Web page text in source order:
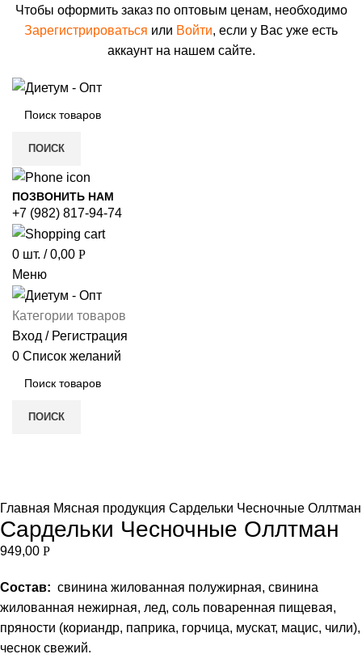
Чтобы оформить заказ по оптовым ценам, необходимо
Зарегистрироваться или Войти, если у Вас уже есть
аккаунт на нашем сайте.
ПОИСК
ПОЗВОНИТЬ НАМ
+7 (982) 817-94-74
0 шт. / 0,00 Р
Меню
Категории товаров
Вход / Регистрация
0 Список желаний
ПОИСК
Главная Мясная продукция Сардельки Чесночные Оллтман
Сардельки Чесночные Оллтман
949,00 Р
Состав: свинина жилованная полужирная, свинина
жилованная нежирная, лед, соль поваренная пищевая,
пряности (кориандр, паприка, горчица, мускат, мацис, чили),
чеснок свежий.